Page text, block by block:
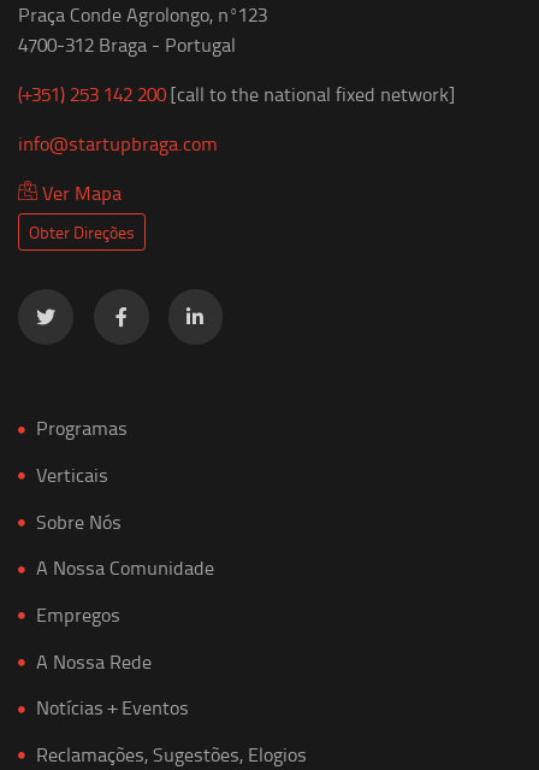
Praça Conde Agrolongo, nº123
4700-312 Braga - Portugal
(+351) 253 142 200[call to the national fixed network]
info@startupbraga.com
Ver Mapa
Obter Direções
Programas
Verticais
Sobre Nós
A Nossa Comunidade
Empregos
A Nossa Rede
Notícias + Eventos
Reclamações, Sugestões, Elogios